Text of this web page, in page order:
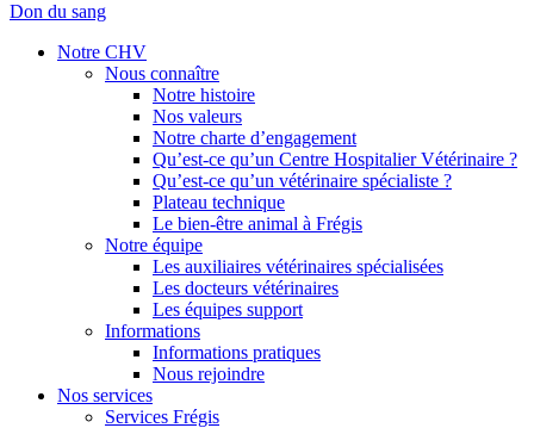
Don du sang
Notre CHV
Nous connaître
Notre histoire
Nos valeurs
Notre charte d’engagement
Qu’est-ce qu’un Centre Hospitalier Vétérinaire ?
Qu’est-ce qu’un vétérinaire spécialiste ?
Plateau technique
Le bien-être animal à Frégis
Notre équipe
Les auxiliaires vétérinaires spécialisées
Les docteurs vétérinaires
Les équipes support
Informations
Informations pratiques
Nous rejoindre
Nos services
Services Frégis